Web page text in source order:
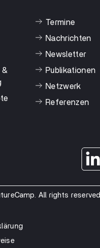
&
Termine
Nachrichten
Newsletter
Publikationen
Netzwerk
Referenzen
All rights reserved